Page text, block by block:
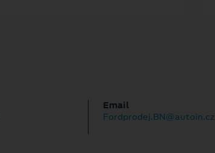
Email
Fordprodej.BN@autoin.cz